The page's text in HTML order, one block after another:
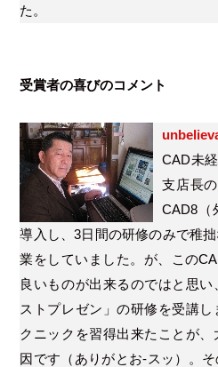
た。
受賞者の喜びのコメント
CAD未
支店長
CAD8（
導入し、3日間の研修のみで稚
業をしていました。が、この
良いものが出来るのではと思
ストプレゼン」の研修を受講
クニックを習得出来たことが
因です（ありがとお-スッ）。